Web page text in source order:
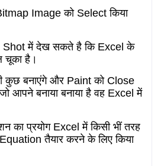
Imageको Selectकिया
Shotमें देख सकते है कि Excelके
है।
कुछ बनाएंगे और Paintको Close
जो आपने बनाया बनाया है वह Excelमें
का प्रयोग Excelमें किसी भीं तरह
तैयार करने के लिए किया